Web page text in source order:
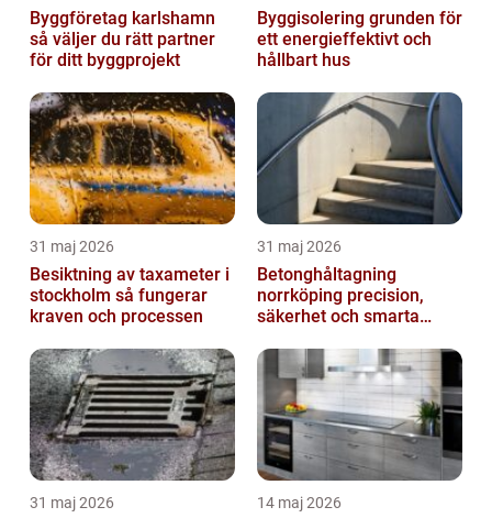
Byggföretag karlshamn
så väljer du rätt partner
för ditt byggprojekt
Byggisolering grunden för
ett energieffektivt och
hållbart hus
31 maj 2026
Besiktning av taxameter i
stockholm så fungerar
kraven och processen
31 maj 2026
Betonghåltagning
norrköping precision,
säkerhet och smarta
31 maj 2026 14 maj 2026